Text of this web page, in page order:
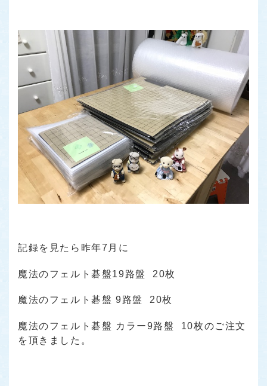
記録を見たら昨年7月に
魔法のフェルト碁盤19路盤 20枚
魔法のフェルト碁盤 9路盤 20枚
魔法のフェルト碁盤 カラー9路盤 10枚のご注文
を頂きました。